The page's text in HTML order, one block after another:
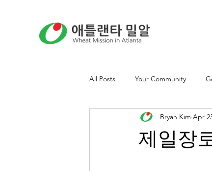
All Posts Your Community
제일장
Bryan Kim Apr